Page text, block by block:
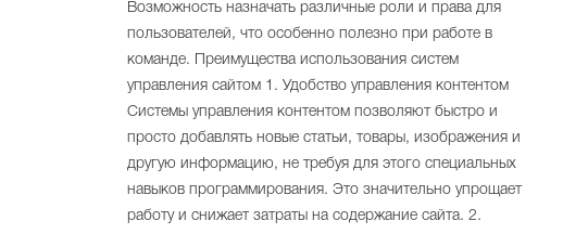
Возможность назначать различные роли и права для
пользователей, что особенно полезно при работе в
команде. Преимущества использования систем
управления сайтом 1. Удобство управления контентом
Системы управления контентом позволяют быстро и
просто добавлять новые статьи, товары, изображения и
другую информацию, не требуя для этого специальных
навыков программирования. Это значительно упрощает
работу и снижает затраты на содержание сайта. 2.